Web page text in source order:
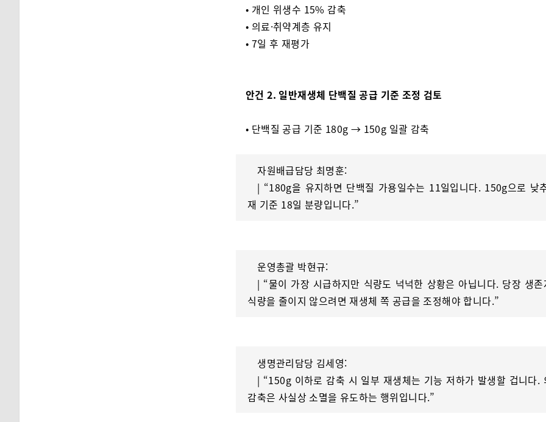
• 개인 위생수 15% 감축
• 의료·취약계층 유지
• 7일 후 재평가
안건 2. 일반재생체 단백질 공급 기준 조정 검토
• 단백질 공급 기준 180g → 150g 일괄 감축
자원배급담당 최명훈:
| “180g을 유지하면 단백질 가용일수는 11일입니다. 150g으로 낮
재 기준 18일 분량입니다.”
운영총괄 박현규:
| “물이 가장 시급하지만 식량도 넉넉한 상황은 아닙니다. 당장 생존
식량을 줄이지 않으려면 재생체 쪽 공급을 조정해야 합니다.”
생명관리담당 김세영:
| “150g 이하로 감축 시 일부 재생체는 기능 저하가 발생할 겁니다.
감축은 사실상 소멸을 유도하는 행위입니다.”